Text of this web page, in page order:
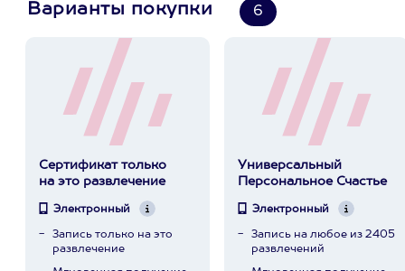
Варианты покупки 6
Сертификат только
на это развлечение
Электронный
Запись только на это
развлечение
Универсальный
Персональное Счастье
Электронный
Запись на любое из 2405
развлечений